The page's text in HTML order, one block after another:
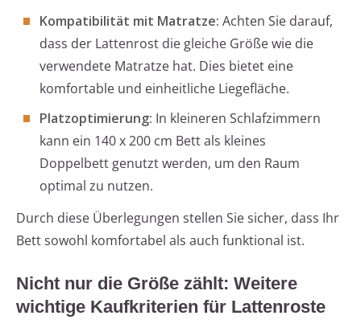
Kompatibilität mit Matratze: Achten Sie darauf,
dass der Lattenrost die gleiche Größe wie die
verwendete Matratze hat. Dies bietet eine
komfortable und einheitliche Liegefläche.
Platzoptimierung: In kleineren Schlafzimmern
kann ein 140 x 200 cm Bett als kleines
Doppelbett genutzt werden, um den Raum
optimal zu nutzen.
Durch diese Überlegungen stellen Sie sicher, dass Ihr
Bett sowohl komfortabel als auch funktional ist.
Nicht nur die Größe zählt: Weitere
wichtige Kaufkriterien für Lattenroste